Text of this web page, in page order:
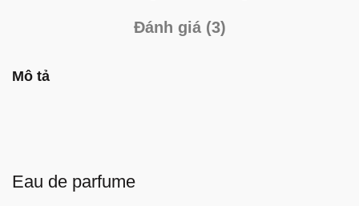
Đánh giá (3)
Mô tả
Eau de parfume